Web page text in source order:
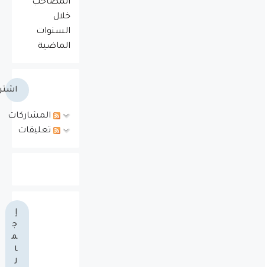
المصاحب
خلال
السنوات
الماضية
المشاركات
تعليقات
إ
ج
م
ا
ل